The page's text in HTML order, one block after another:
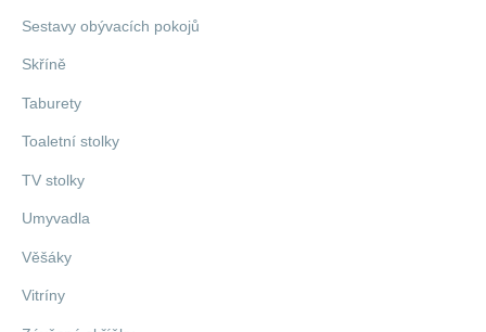
Sestavy obývacích pokojů
Skříně
Taburety
Toaletní stolky
TV stolky
Umyvadla
Věšáky
Vitríny